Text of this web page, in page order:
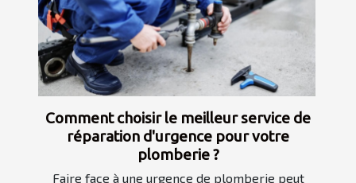
Comment choisir le meilleur service de
réparation d'urgence pour votre
plomberie ?
Faire face à une urgence de plomberie peut